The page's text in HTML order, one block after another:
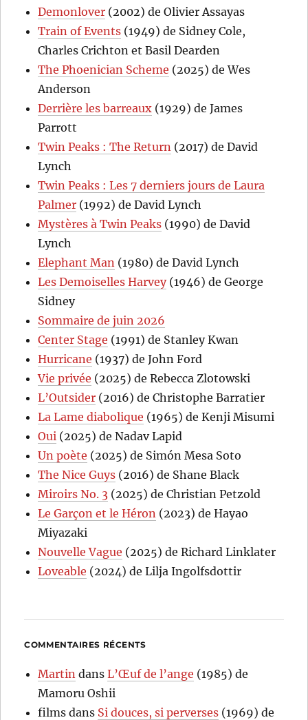
Demonlover (2002) de Olivier Assayas
Train of Events (1949) de Sidney Cole,
Charles Crichton et Basil Dearden
The Phoenician Scheme (2025) de Wes
Anderson
Derrière les barreaux (1929) de James
Parrott
Twin Peaks : The Return (2017) de David
Lynch
Twin Peaks : Les 7 derniers jours de Laura
Palmer (1992) de David Lynch
Mystères à Twin Peaks (1990) de David
Lynch
Elephant Man (1980) de David Lynch
Les Demoiselles Harvey(1946) de George
Sidney
Sommaire de juin 2026
Center Stage (1991) de Stanley Kwan
Hurricane (1937) de John Ford
Vie privée (2025) de Rebecca Zlotowski
L’Outsider (2016) de Christophe Barratier
La Lame diabolique (1965) de Kenji Misumi
Oui (2025) de Nadav Lapid
Un poète (2025) de Simón Mesa Soto
The Nice Guys (2016) de Shane Black
Miroirs No. 3 (2025) de Christian Petzold
Le Garçon et le Héron (2023) de Hayao
Miyazaki
Nouvelle Vague (2025) de Richard Linklater
Loveable (2024) de Lilja Ingolfsdottir
COMMENTAIRES RÉCENTS
Martin dansL’Œuf de l’ange (1985) de
Mamoru Oshii
films dans Si douces, si perverses (1969) de